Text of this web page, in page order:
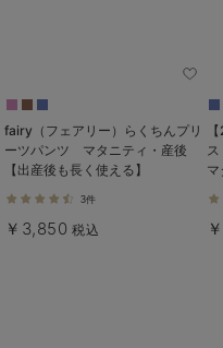
fairy（フェアリー）らくちんプリ
ーツパンツ マタニティ・産後
【出産後も長く使える】
3件
￥3,850 税込